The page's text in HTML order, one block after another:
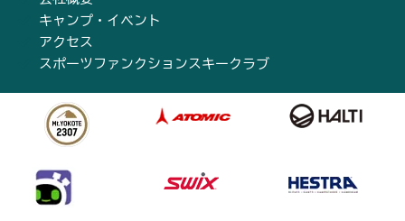
キャンプ・イベント
アクセス
スポーツファンクションスキークラブ